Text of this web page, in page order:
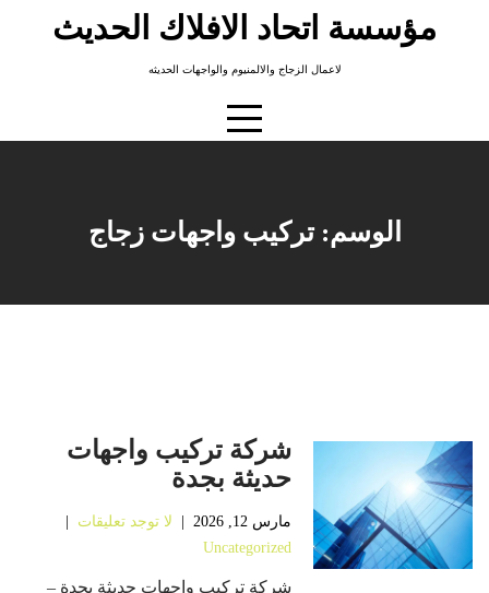
مؤسسة اتحاد الافلاك الحديث
لاعمال الزجاج والالمنيوم والواجهات الحديثه
الوسم:تركيب واجهات زجاج
شركة تركيب واجهات
حديثة بجدة
مارس 12, 2026 لا توجد تعليقات
Uncategorized
شركة تركيب واجهات حديثة بجدة –